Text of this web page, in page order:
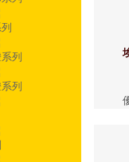
列
列